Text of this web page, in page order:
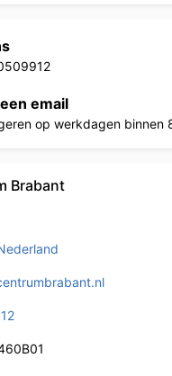
email
op werkdagen binnen
Brabant